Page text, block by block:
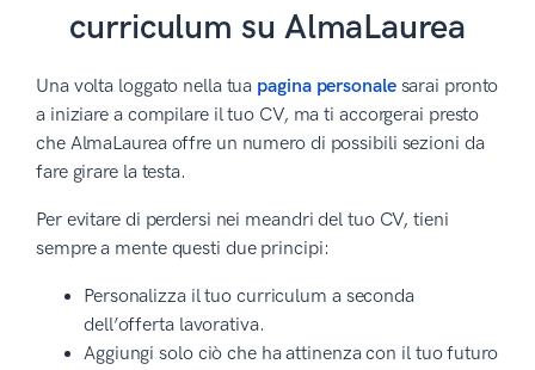
curriculum su AlmaLaurea
Una volta loggato nella tua pagina personalesarai pronto
a iniziare a compilare il tuo CV, ma ti accorgerai presto
che AlmaLaurea offre un numero di possibili sezioni da
fare girare la testa.
Per evitare di perdersi nei meandri del tuo CV, tieni
sempre a mente questi due principi:
Personalizza il tuo curriculum a seconda
dell’offerta lavorativa.
Aggiungi solo ciò che ha attinenza con il tuo futuro